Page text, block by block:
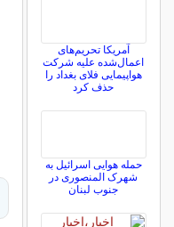
آمریکا تحریم‌های
اعمال‌شده علیه شرکت
هواپیمایی فلای بغداد را
حذف کرد
حمله هوایی اسرائیل به
شهرک المنصوری در
جنوب لبنان